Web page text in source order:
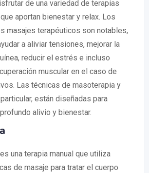
de una variedad de terapias
aportan bienestar y relax. Los
masajes terapéuticos son notables,
a aliviar tensiones, mejorar la
reducir el estrés e incluso
muscular en el caso de
Las técnicas de masoterapia y
están diseñadas para
alivio y bienestar.
una terapia manual que utiliza
de masaje para tratar el cuerpo